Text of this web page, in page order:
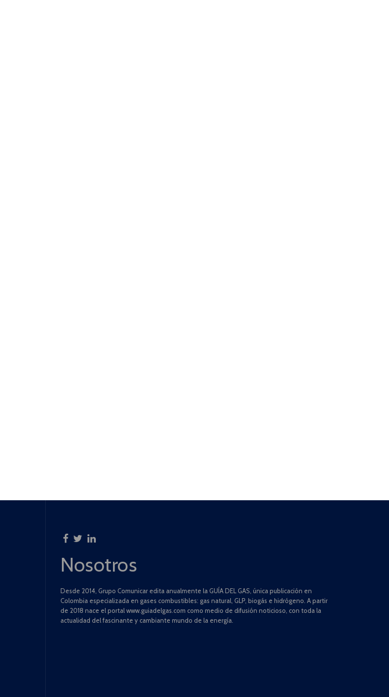
Nosotros
Desde 2014, Grupo Comunicar edita anualmente la GUÍA DEL GAS, única publicación en
Colombia especializada en gases combustibles: gas natural, GLP, biogás e hidrógeno. A partir
de 2018 nace el portal www.guiadelgas.com como medio de difusión noticioso, con toda la
actualidad del fascinante y cambiante mundo de la energía.